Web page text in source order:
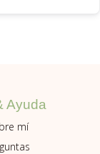
Ayuda
mí